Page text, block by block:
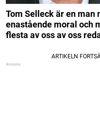
Tom Selleck är en man
enastående moral och
flesta av oss av oss